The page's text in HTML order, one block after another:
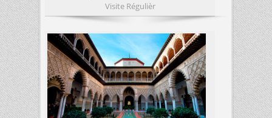
Visite Régulièr